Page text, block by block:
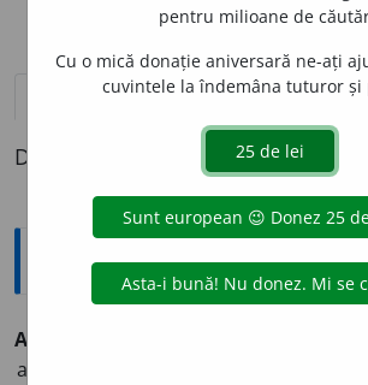
definiții (1) pronunțievolume_up (50)
Definiția cu ID-ul 902219:
Explicative DEX
AT
(Cu sens
acum
În momentul acela
pentru milioane de
Cu o mică donație aniversară ne-ați
cuvintele la îndemâna tuturor și